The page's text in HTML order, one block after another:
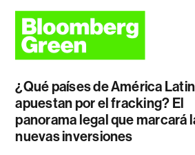
¿Qué países de América
apuestan por el fracking? El
panorama legal que marcará
nuevas inversiones